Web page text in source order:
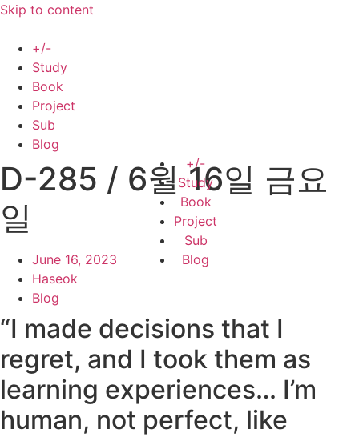
Skip to content
+/-
Study
Book
Project
Sub
Blog
+/-
Study
Book
Project
Sub
Blog
D-285 / 6월 16일 금요
일
June 16, 2023
Haseok
Blog
“I made decisions that I
regret, and I took them as
learning experiences… I’m
human, not perfect, like